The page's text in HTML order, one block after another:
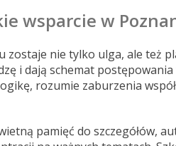
wsparcie w
nie tylko ulga, ale też
i dają schemat
rozumie zaburzenia
pamięć do szczegółów,